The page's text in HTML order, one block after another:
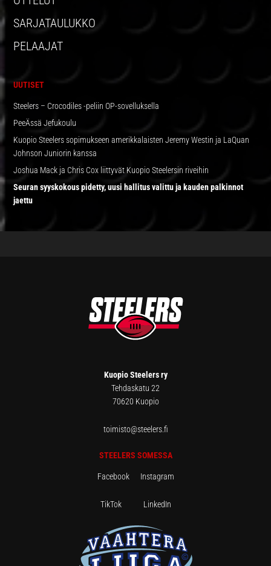
SARJA­TAULUKKO
PELAAJAT
UUTISET
Steelers – Crocodiles -peliin OP-sovelluksella
PeeÄssä Jefukoulu
Kuopio Steelers sopimukseen amerikkalaisten Jeremy Westin ja LaQuan
Johnson Juniorin kanssa
Joshua Mack ja Chris Cox liittyvät Kuopio Steelersin riveihin
Seuran syyskokous pidetty, uusi hallitus valittu ja kauden palkinnot
jaettu
Kuopio Steelers ry
Tehdaskatu 22
70620 Kuopio
toimisto@steelers.fi
STEELERS SOMESSA
Facebook Instagram
TikTok LinkedIn